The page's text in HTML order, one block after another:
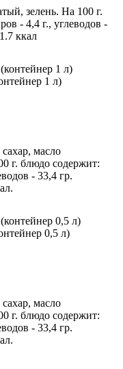
зелень. На 100 г.
- 4,4 г., углеводов -
ккал
1 л)
масло
г. блюдо содержит:
- 33,4 гр.
0,5 л)
масло
г. блюдо содержит:
- 33,4 гр.